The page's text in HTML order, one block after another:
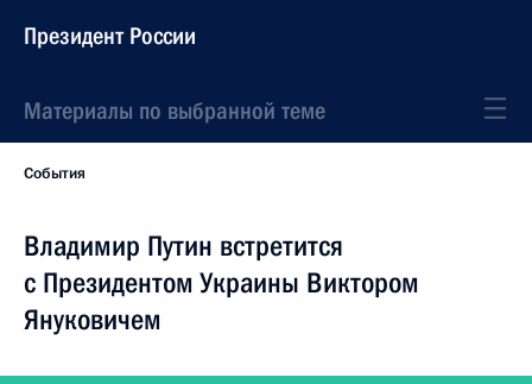
Президент России
Материалы по выбранной теме
События
Владимир Путин встретится
с Президентом Украины Виктором
Януковичем